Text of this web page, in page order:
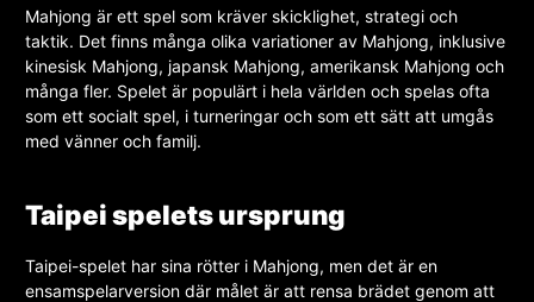
Mahjong är ett spel som kräver skicklighet, strategi och
taktik. Det finns många olika variationer av Mahjong, inklusive
kinesisk Mahjong, japansk Mahjong, amerikansk Mahjong och
många fler. Spelet är populärt i hela världen och spelas ofta
som ett socialt spel, i turneringar och som ett sätt att umgås
med vänner och familj.
Taipei spelets ursprung
Taipei-spelet har sina rötter i Mahjong, men det är en
ensamspelarversion där målet är att rensa brädet genom att